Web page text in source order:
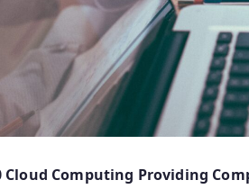
Cloud Computing Providing